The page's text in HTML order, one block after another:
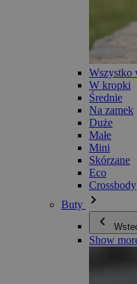
Wszystko
W kropki
Średnie
Na zamek
Duże
Małe
Mini
Skórzane
Eco
Crossbody
Buty
Show